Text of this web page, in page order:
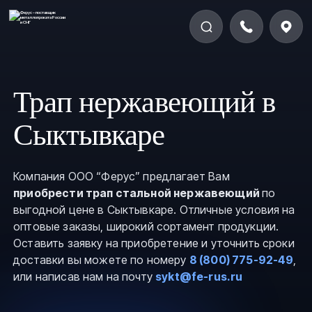
Трап нержавеющий в
Сыктывкаре
Компания ООО “Ферус” предлагает Вам
приобрести трап стальной нержавеющийпо
выгодной цене в Сыктывкаре. Отличные условия на
оптовые заказы, широкий сортамент продукции.
Оставить заявку на приобретение и уточнить сроки
доставки вы можете по номеру 8 (800) 775-92-49,
или написав нам на почту sykt@fe-rus.ru